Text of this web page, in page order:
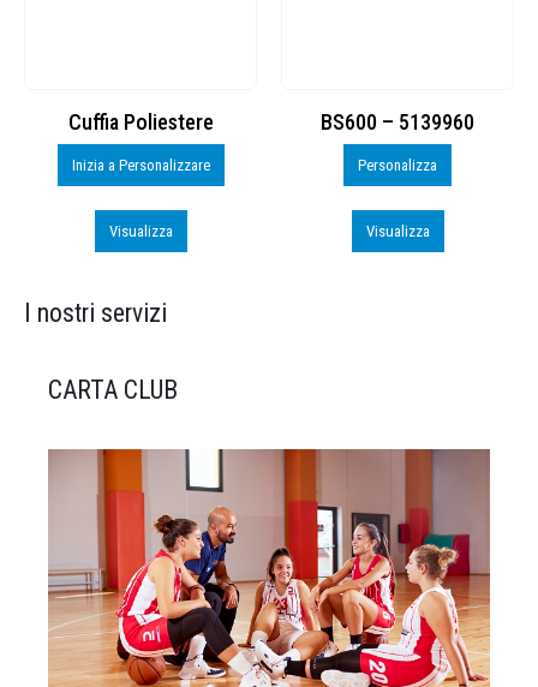
Cuffia Poliestere
Inizia a Personalizzare
Visualizza
BS600 – 5139960
Personalizza
Visualizza
I nostri servizi
CARTA CLUB